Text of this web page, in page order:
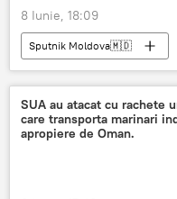
8 Iunie, 18:09
Sputnik Moldova🇲🇩
SUA au atacat cu rachete
care transporta marinari
apropiere de Oman.